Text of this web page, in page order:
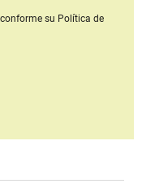
conforme su Política de